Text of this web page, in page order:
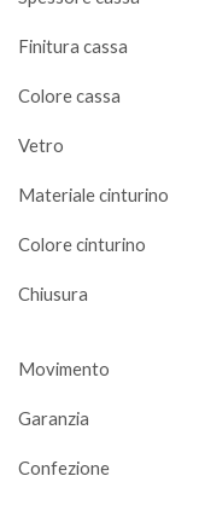
Finitura cassa
Colore cassa
Vetro
Materiale cinturino
Colore cinturino
Chiusura
Movimento
Garanzia
Confezione